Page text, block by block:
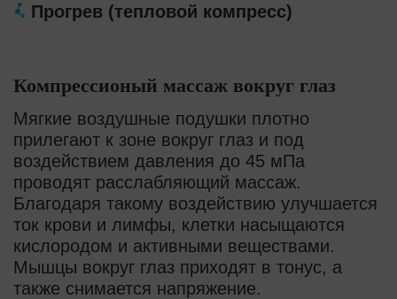
Прогрев (тепловой компресс)
Компрессионый массаж вокруг глаз
Мягкие воздушные подушки плотно
прилегают к зоне вокруг глаз и под
воздействием давления до 45 мПа
проводят расслабляющий массаж.
Благодаря такому воздействию улучшается
ток крови и лимфы, клетки насыщаются
кислородом и активными веществами.
Мышцы вокруг глаз приходят в тонус, а
также снимается напряжение.